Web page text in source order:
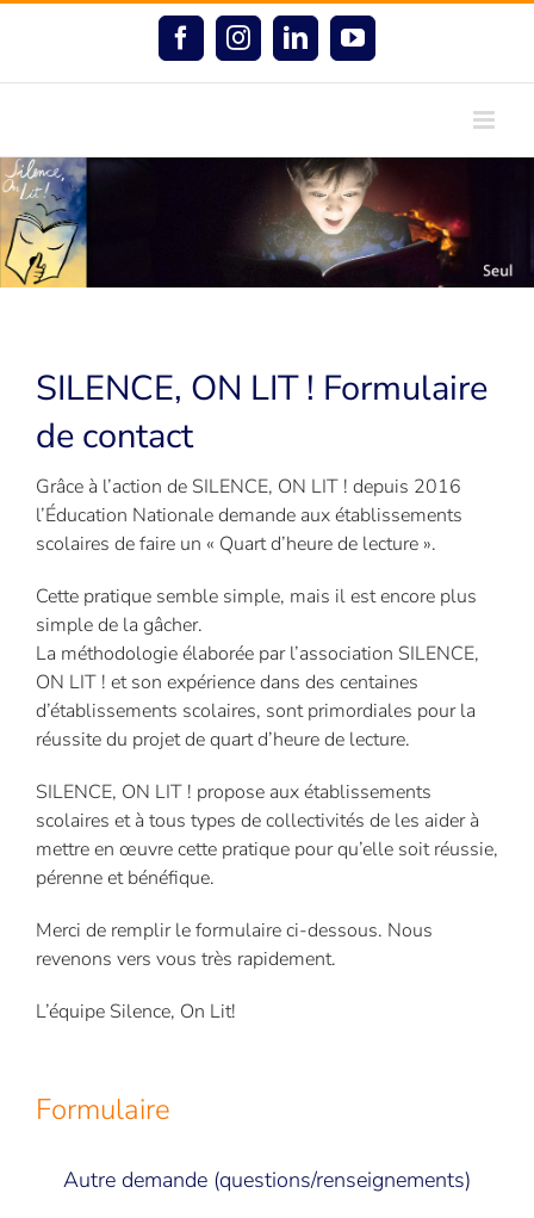
FacebookInstagramLinkedInYouTube
SILENCE, ON LIT ! Formulaire
de contact
Grâce à l’action de SILENCE, ON LIT ! depuis 2016
l’Éducation Nationale demande aux établissements
scolaires de faire un « Quart d’heure de lecture ».
Cette pratique semble simple, mais il est encore plus
simple de la gâcher.
La méthodologie élaborée par l’association SILENCE,
ON LIT ! et son expérience dans des centaines
d’établissements scolaires, sont primordiales pour la
réussite du projet de quart d’heure de lecture.
SILENCE, ON LIT ! propose aux établissements
scolaires et à tous types de collectivités de les aider à
mettre en œuvre cette pratique pour qu’elle soit réussie,
pérenne et bénéfique.
Merci de remplir le formulaire ci-dessous. Nous
revenons vers vous très rapidement.
L’équipe Silence, On Lit!
Formulaire
Autre demande (questions/renseignements)